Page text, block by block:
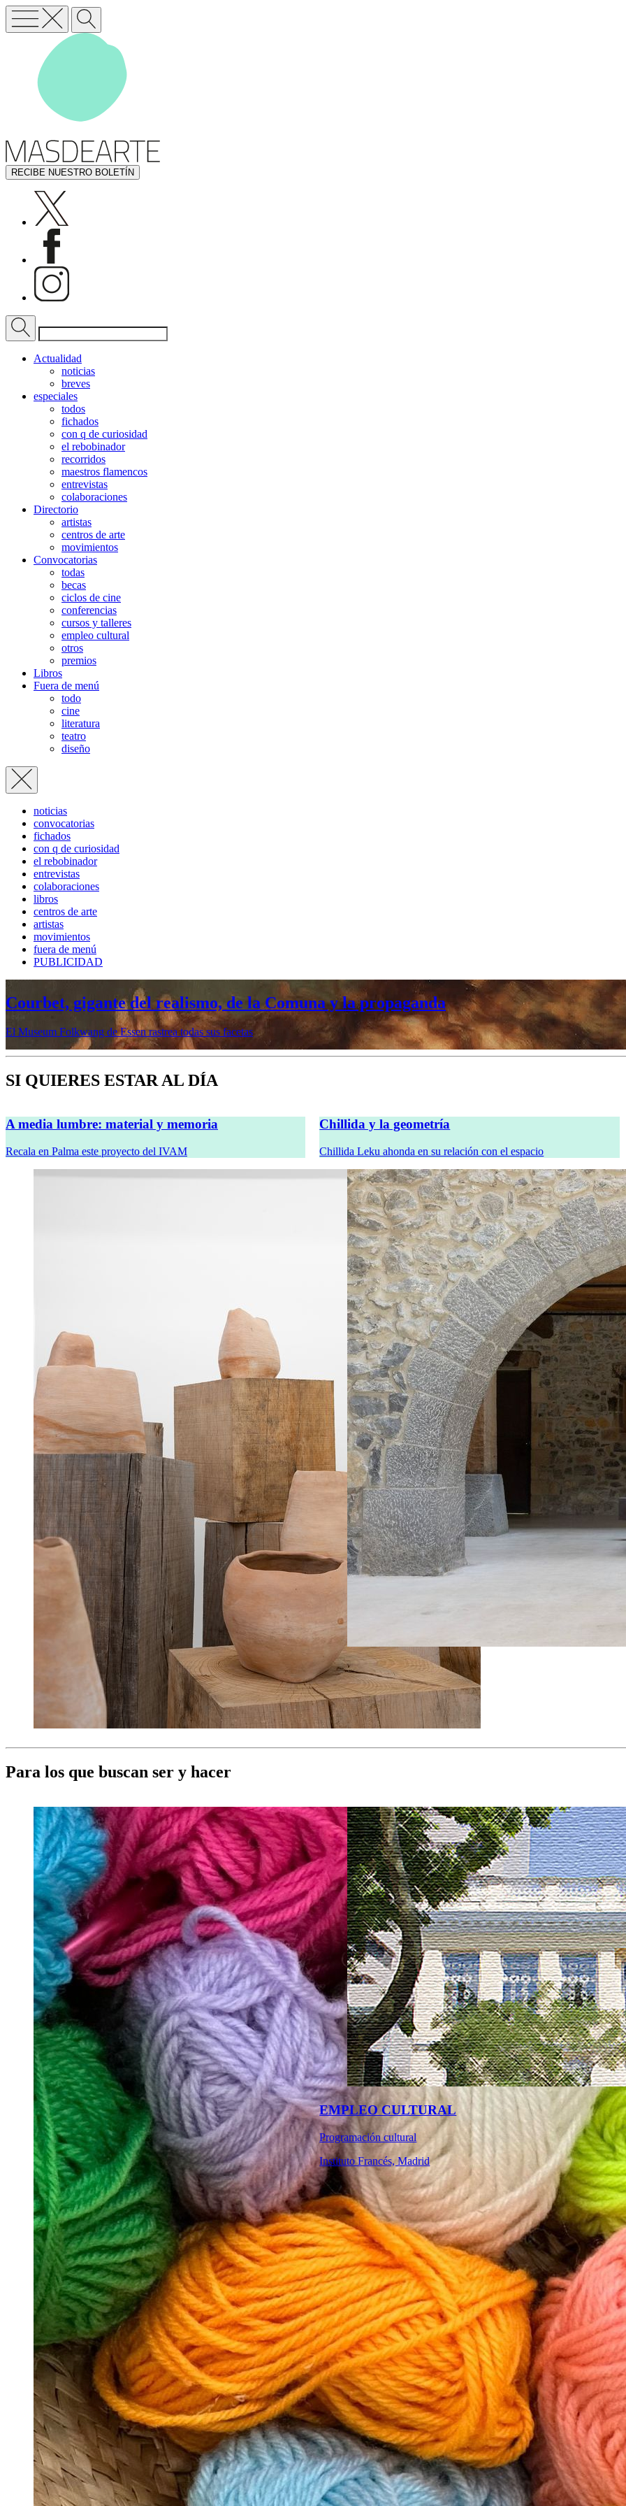
RECIBE NUESTRO BOLETÍN
Actualidad
noticias
breves
especiales
todos
fichados
con q de curiosidad
el rebobinador
recorridos
maestros flamencos
entrevistas
colaboraciones
Directorio
artistas
centros de arte
movimientos
Convocatorias
todas
becas
ciclos de cine
conferencias
cursos y talleres
empleo cultural
otros
premios
Libros
Fuera de menú
todo
cine
literatura
teatro
diseño
noticias
convocatorias
fichados
con q de curiosidad
el rebobinador
entrevistas
colaboraciones
libros
centros de arte
artistas
movimientos
fuera de menú
PUBLICIDAD
Courbet, gigante del realismo, de la Comuna y la propaganda
El Museum Folkwang de Essen rastrea todas sus facetas
SI QUIERES ESTAR AL DÍA
A media lumbre: material y memoria
Recala en Palma este proyecto del IVAM
Chillida y la geometría
Chillida Leku ahonda en su relación con el espacio
Para los que buscan ser y hacer
EMPLEO CULTURAL
Programación cultural
Instituto Francés, Madrid